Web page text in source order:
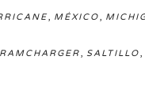
, MÉXICO,
RAMCHARGER, SALTILLO,